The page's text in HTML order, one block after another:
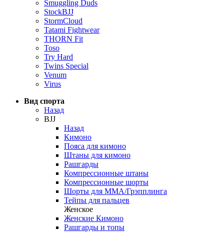
Smuggling Duds
StockBJJ
StormCloud
Tatami Fightwear
THORN Fit
Toso
Try Hard
Twins Special
Venum
Virus
Вид спорта
Назад
BJJ
Назад
Кимоно
Пояса для кимоно
Штаны для кимоно
Рашгарды
Компрессионные штаны
Компрессионные шорты
Шорты для ММА/Грэпплинга
Тейпы для пальцев
Женское
Женские Кимоно
Рашгарды и топы